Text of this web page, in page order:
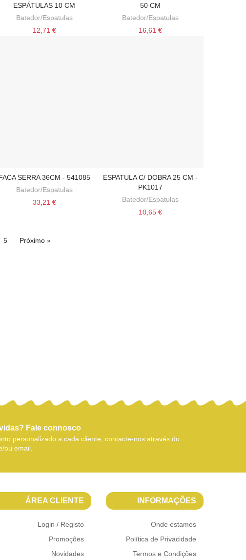
ESPÁTULAS 10 CM
Batedor/Espatulas
12,71 €
50 CM
Batedor/Espatulas
16,61 €
ADICIONAR AO CARRINHO
SERRA 36CM - 541085
Batedor/Espatulas
33,21 €
ADICIONAR AO CARRINHO
ESPATULA C/ DOBRA 25 CM -
PK1017
Batedor/Espatulas
10,65 €
5 Próximo »
Fale connosco
personalizado a cada cliente, contacte-nos através do
ou email.
ÁREA CLIENTE
Login / Registo
Promoções
Novidades
INFORMAÇÕES
Onde estamos
Política de Privacidade
Termos e Condições